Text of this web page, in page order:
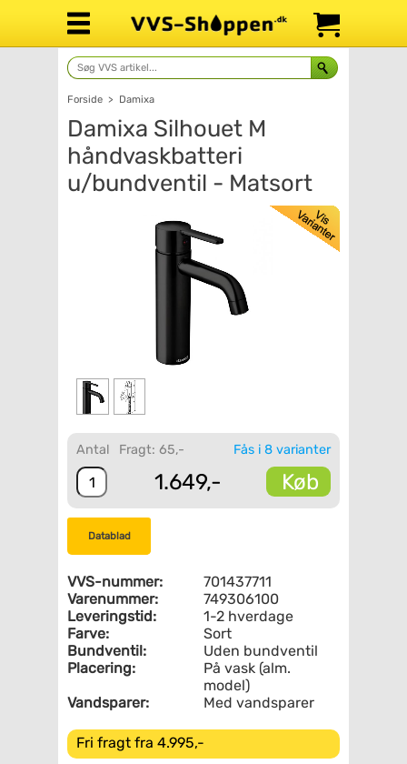
Forside > Damixa
Damixa Silhouet M
håndvaskbatteri
u/bundventil - Matsort
Fås i 8 varianter
Antal Fragt: 65,-
1.649,- Køb
Datablad
VVS-nummer:
701437711
Varenummer:
749306100
Leveringstid:
1-2 hverdage
Farve:
Sort
Bundventil:
Uden bundventil
Placering:
På vask (alm.
model)
Vandsparer:
Med vandsparer
Fri fragt fra 4.995,-